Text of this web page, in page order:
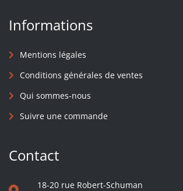
Informations
Mentions légales
Conditions générales de ventes
Qui sommes-nous
Suivre une commande
Contact
18-20 rue Robert-Schuman